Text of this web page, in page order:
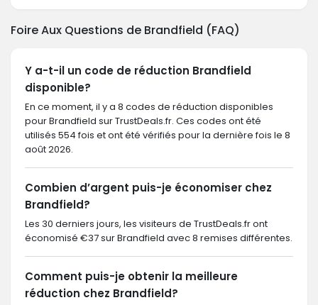
Foire Aux Questions de Brandfield (FAQ)
Y a-t-il un code de réduction Brandfield
disponible?
En ce moment, il y a 8 codes de réduction disponibles
pour Brandfield sur TrustDeals.fr. Ces codes ont été
utilisés 554 fois et ont été vérifiés pour la dernière fois le 8
août 2026.
Combien d’argent puis-je économiser chez
Brandfield?
Les 30 derniers jours, les visiteurs de TrustDeals.fr ont
économisé €37 sur Brandfield avec 8 remises différentes.
Comment puis-je obtenir la meilleure
réduction chez Brandfield?